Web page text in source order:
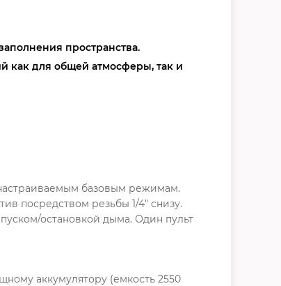
пространства.
как для общей атмосферы, так и
базовым режимам.
посредством резьбы 1/4" снизу.
остановкой дыма. Один пульт
аккумулятору (емкость 2550